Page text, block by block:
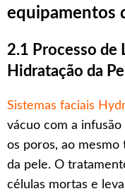
equipamentos
2.1 Processo de
Hidratação da
Sistemas faciais
vácuo com a
os poros, ao
da pele. O
células mortas e